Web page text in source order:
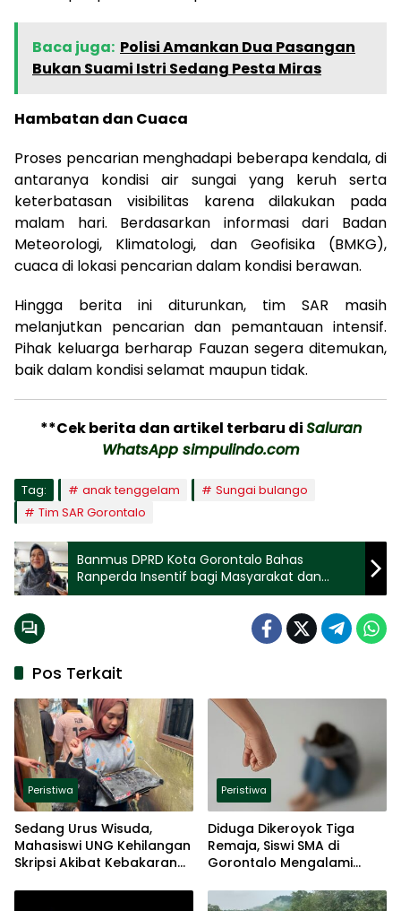
Baca juga: Polisi Amankan Dua Pasangan
Bukan Suami Istri Sedang Pesta Miras
Hambatan dan Cuaca
Proses pencarian menghadapi beberapa kendala, di
antaranya kondisi air sungai yang keruh serta
keterbatasan visibilitas karena dilakukan pada
malam hari. Berdasarkan informasi dari Badan
Meteorologi, Klimatologi, dan Geofisika (BMKG),
cuaca di lokasi pencarian dalam kondisi berawan.
Hingga berita ini diturunkan, tim SAR masih
melanjutkan pencarian dan pemantauan intensif.
Pihak keluarga berharap Fauzan segera ditemukan,
baik dalam kondisi selamat maupun tidak.
**Cek berita dan artikel terbaru diSaluran
WhatsApp simpulindo.com
Tag: anak tenggelam
Sungai bulango
Tim SAR Gorontalo
Banmus DPRD Kota Gorontalo Bahas
Ranperda Insentif bagi Masyarakat dan
Investor
Pos Terkait
Peristiwa
Sedang Urus Wisuda,
Mahasiswi UNG Kehilangan
Skripsi Akibat Kebakaran
Peristiwa
Diduga Dikeroyok Tiga
Remaja, Siswi SMA di
Gorontalo Mengalami